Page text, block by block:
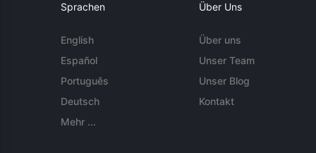
Sprachen
English
Español
Português
Deutsch
Mehr ...
Über Uns
Über uns
Unser Team
Unser Blog
Kontakt